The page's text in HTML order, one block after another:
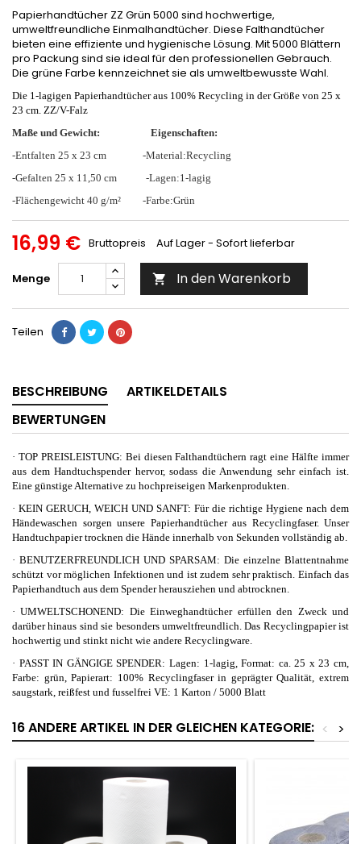
Papierhandtücher ZZ Grün 5000 sind hochwertige,
umweltfreundliche Einmalhandtücher. Diese Falthandtücher
bieten eine effiziente und hygienische Lösung. Mit 5000 Blättern
pro Packung sind sie ideal für den professionellen Gebrauch.
Die grüne Farbe kennzeichnet sie als umweltbewusste Wahl.
Die 1-lagigen Papierhandtücher aus 100% Recycling in der Größe von 25 x
23 cm. ZZ/V-Falz
Maße und Gewicht: Eigenschaften:
-Entfalten 25 x 23 cm -Material:Recycling
-Gefalten 25 x 11,50 cm -Lagen:1-lagig
-Flächengewicht 40 g/m² -Farbe:Grün
16,99 € Bruttopreis Auf Lager - Sofort lieferbar
Menge  In den Warenkorb
Teilen
BESCHREIBUNG
ARTIKELDETAILS
BEWERTUNGEN
· TOP PREISLEISTUNG: Bei diesen Falthandtüchern ragt eine Hälfte immer
aus dem Handtuchspender hervor, sodass die Anwendung sehr einfach ist.
Eine günstige Alternative zu hochpreiseigen Markenprodukten.
· KEIN GERUCH, WEICH UND SANFT: Für die richtige Hygiene nach dem
Händewaschen sorgen unsere Papierhandtücher aus Recyclingfaser. Unser
Handtuchpapier trocknen die Hände innerhalb von Sekunden vollständig ab.
· BENUTZERFREUNDLICH UND SPARSAM: Die einzelne Blattentnahme
schützt vor möglichen Infektionen und ist zudem sehr praktisch. Einfach das
Papierhandtuch aus dem Spender herausziehen und abtrocknen.
·UMWELTSCHONEND: Die Einweghandtücher erfüllen den Zweck und
darüber hinaus sind sie besonders umweltfreundlich. Das Recyclingpapier ist
hochwertig und stinkt nicht wie andere Recyclingware.
· PASST IN GÄNGIGE SPENDER: Lagen: 1-lagig, Format: ca. 25 x 23 cm,
Farbe: grün, Papierart: 100% Recyclingfaser in geprägter Qualität, extrem
saugstark, reißfest und fusselfrei VE: 1 Karton / 5000 Blatt
16 ANDERE ARTIKEL IN DER GLEICHEN KATEGORIE: >
<